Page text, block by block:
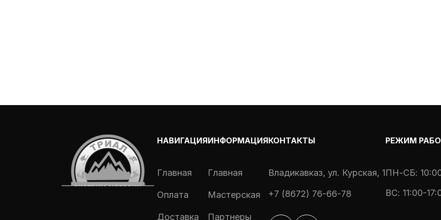
НАВИГАЦИЯ
Главная
Оплата
Доставка
ИНФОРМАЦИЯ
Главная
Мастерская
Партнеры
КОНТАКТЫ
Владикавказ, ул. Курская, 1
+7 (8672) 76-66-78
РЕЖИМ
ПН-СБ:
ВС: 11:00-